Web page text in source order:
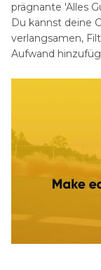
prägnante 'Alles
Du kannst deine
verlangsamen,
Aufwand